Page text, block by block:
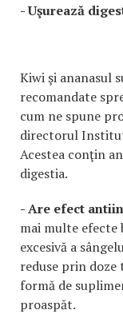
- Uşurează
Kiwi şi ananasul
recomandate
cum ne spune
directorul
Acestea conţin
digestia.
- Are efect
mai multe efecte
excesivă a
reduse prin doze
formă de
proaspăt.